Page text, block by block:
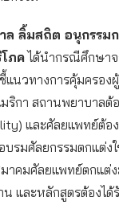
ล ลิ้มสถิต อนุกรรม
ภคได้นำกรณีศึกษาจ
แนวทางการคุ้มครอง
ริกา สถานพยาบาลต้
และศัลยแพทย์ต้
บรมศัลยกรรมตกแต่งใ
าคมศัลยแพทย์ตกแต่
น และหลักสูตรต้องได้